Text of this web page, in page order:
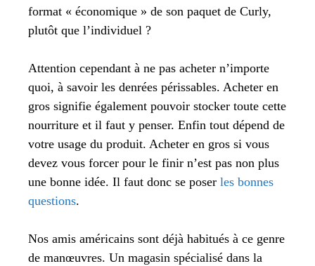
format « économique » de son paquet de Curly,
plutôt que l’individuel ?
Attention cependant à ne pas acheter n’importe
quoi, à savoir les denrées périssables. Acheter en
gros signifie également pouvoir stocker toute cette
nourriture et il faut y penser. Enfin tout dépend de
votre usage du produit. Acheter en gros si vous
devez vous forcer pour le finir n’est pas non plus
une bonne idée. Il faut donc se poser les bonnes
questions.
Nos amis américains sont déjà habitués à ce genre
de manœuvres. Un magasin spécialisé dans la